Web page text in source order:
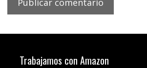
Trabajamos con Amazon